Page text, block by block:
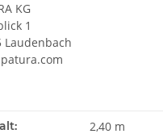
KG
1
Laudenbach
2,40 m